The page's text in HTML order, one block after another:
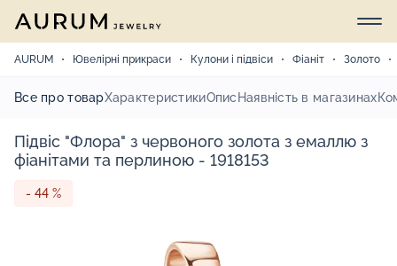
AURUM Ювелірні прикраси Кулони і підвіси Фіаніт Золото
Все про товарХарактеристикиОпис Наявність в магазинах
Підвіс "Флора" з червоного золота з емаллю з
фіанітами та перлиною - 1918153
- 44 %